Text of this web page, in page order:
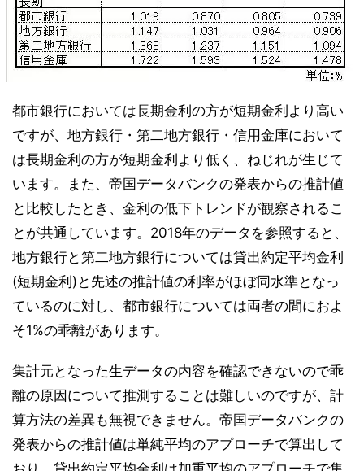
都市銀行においては長期金利の方が短期金利より高い
ですが、地方銀行・第二地方銀行・信用金庫において
は長期金利の方が短期金利より低く、ねじれが生じて
います。また、帝国データバンクの発表からの推計値
と比較したとき、金利の低下トレンドが観察されるこ
とが共通しています。2018年のデータを参照すると、
地方銀行と第二地方銀行については貸出約定平均金利
(短期金利)と先述の推計値の利率がほぼ同水準となっ
ているのに対し、都市銀行については両者の間におよ
そ1%の乖離があります。
集計元となった生データの内容を確認できないので乖
離の原因について推測することは難しいのですが、計
算方法の差異も無視できません。帝国データバンクの
発表からの推計値は単純平均のアプローチで算出して